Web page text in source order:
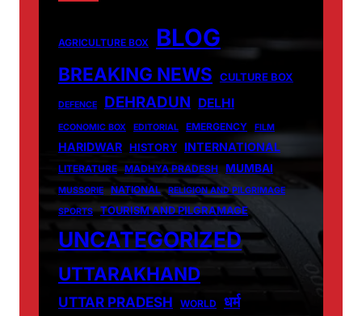
AGRICULTURE BOX BLOG
BREAKING NEWS CULTURE BOX
DEFENCE DEHRADUN DELHI
ECONOMIC BOX EDITORIAL EMERGENCY FILM
HARIDWAR HISTORY INTERNATIONAL
LITERATURE MADHYA PRADESH MUMBAI
MUSSORIE NATIONAL
RELIGION AND PILGRIMAGE
SPORTS
TOURISM AND PILGRAMAGE
UNCATEGORIZED
UTTARAKHAND
UTTAR PRADESH WORLD धर्म